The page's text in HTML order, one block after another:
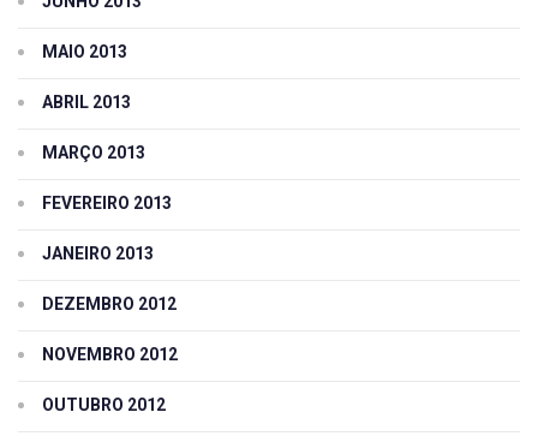
MAIO 2013
ABRIL 2013
MARÇO 2013
FEVEREIRO 2013
JANEIRO 2013
DEZEMBRO 2012
NOVEMBRO 2012
OUTUBRO 2012